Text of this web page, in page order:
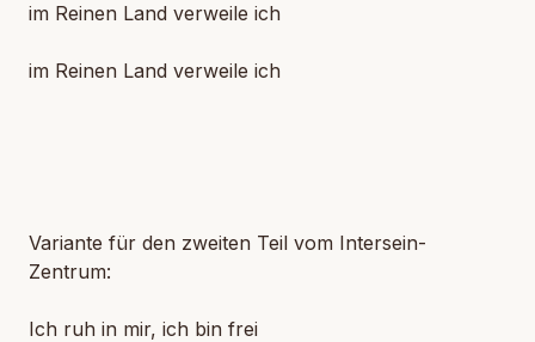
im Reinen Land verweile ich
im Reinen Land verweile ich
Variante für den zweiten Teil vom Intersein-
Zentrum:
Ich ruh in mir, ich bin frei